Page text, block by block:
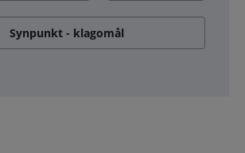
Synpunkt - klagomål